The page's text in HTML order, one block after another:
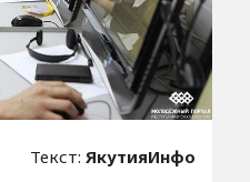
Текст:ЯкутияИнфо